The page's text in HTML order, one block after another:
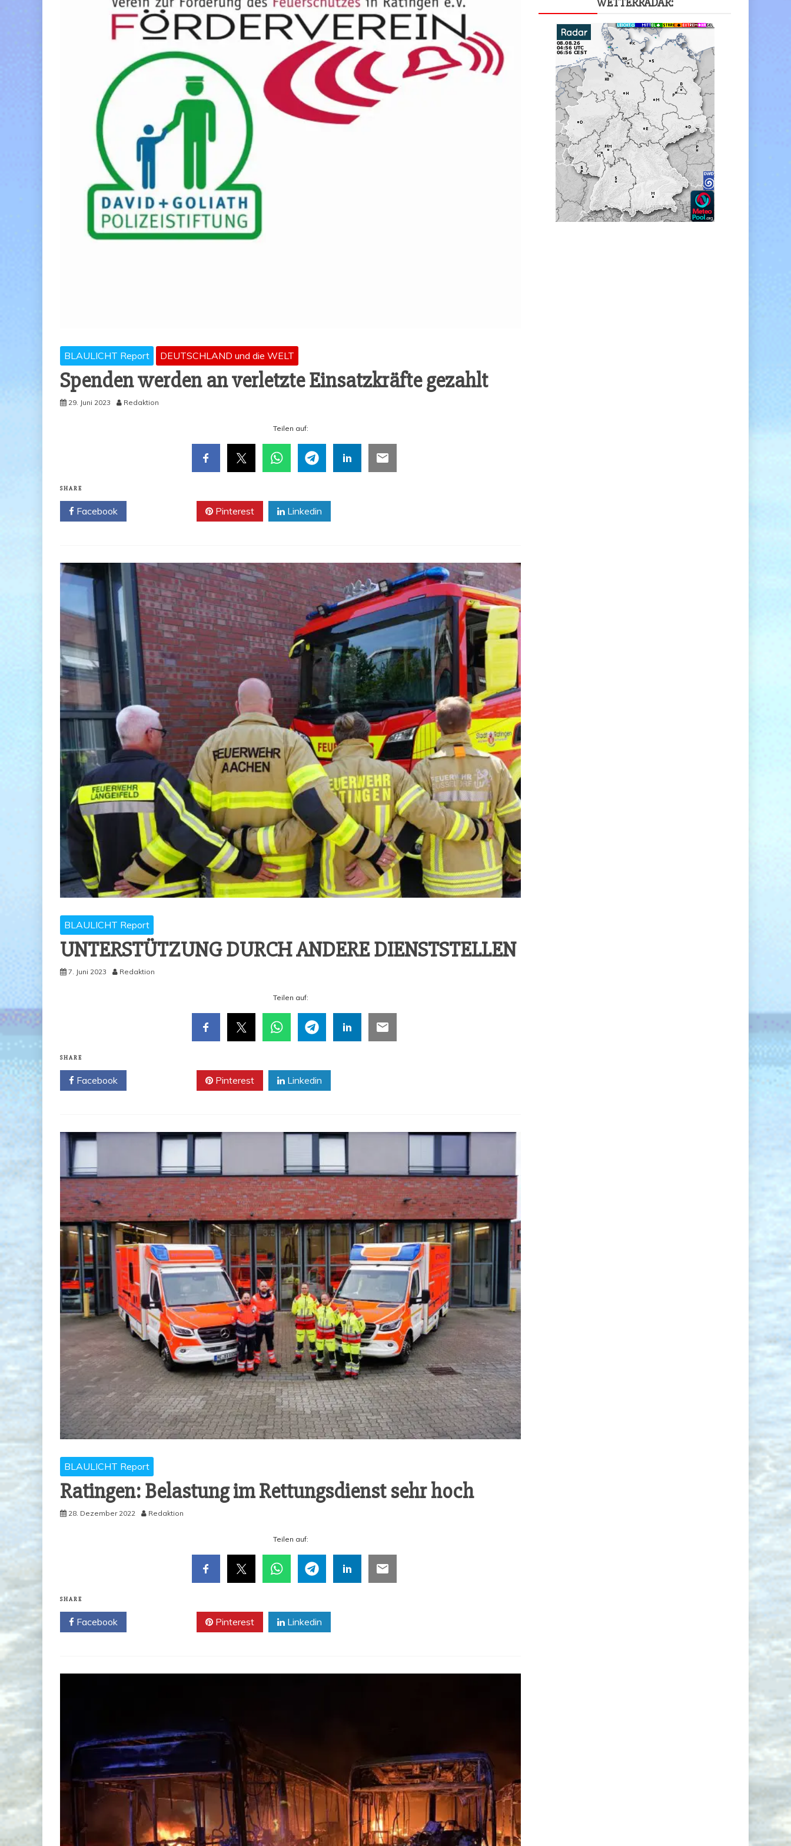
BLAULICHT Report DEUTSCHLAND und die WELT
Spen­den wer­den an ver­letz­te Ein­satz­kräf­te gezahlt
29. Juni 2023 Redaktion
Tei­len auf:
SHARE
Facebook Pinterest Linkedin
BLAULICHT Report
UNTER­STÜT­ZUNG DURCH ANDE­RE DIENSTSTELLEN
7. Juni 2023 Redaktion
Tei­len auf:
SHARE
Facebook Pinterest Linkedin
BLAULICHT Report
Ratin­gen: Belas­tung im Ret­tungs­dienst sehr hoch
28. Dezember 2022 Redaktion
Tei­len auf:
SHARE
Facebook Pinterest Linkedin